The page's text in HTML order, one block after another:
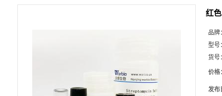
红
品牌
型号
货号
价格
发布